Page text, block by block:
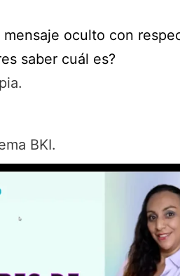
oculto con
saber cuál es?
BKI.